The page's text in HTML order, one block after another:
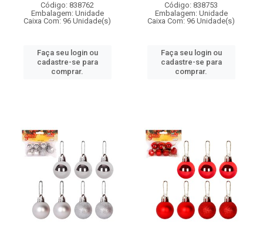
Código: 838762
Embalagem: Unidade
Caixa Com: 96 Unidade(s)
Faça seu login ou
cadastre-se para
comprar.
Código: 838753
Embalagem: Unidade
Caixa Com: 96 Unidade(s)
Faça seu login ou
cadastre-se para
comprar.